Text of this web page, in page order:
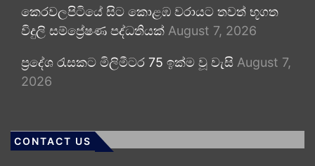
කෙරවලපිටියේ සිට කොළඹ වරායට තවත් භූගත
විදුලි සම්ප්‍රේෂණ පද්ධතියක් August 7, 2026
ප්‍රදේශ රැසකට මිලිමීටර 75 ඉක්ම වූ වැසි August 7,
2026
CONTACT US